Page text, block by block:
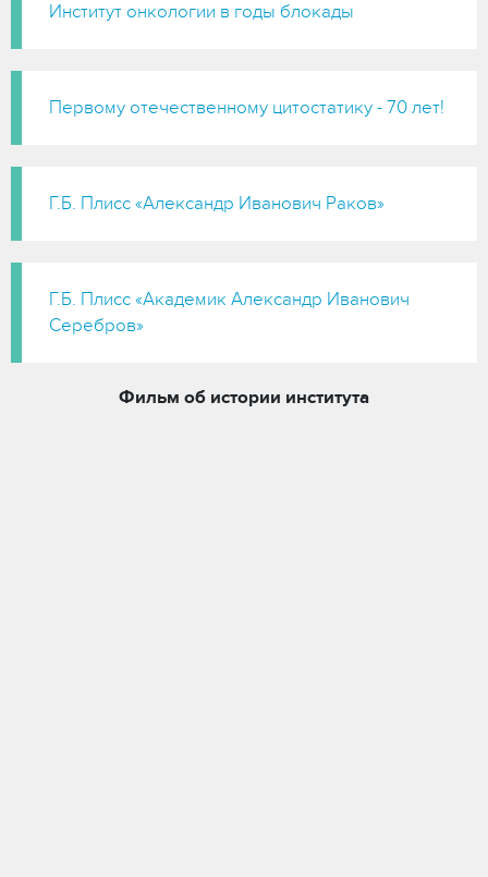
Институт онкологии в годы блокады
Первому отечественному цитостатику - 70 лет!
Г.Б. Плисс «Александр Иванович Раков»
Г.Б. Плисс «Академик Александр Иванович
Серебров»
Фильм об истории института